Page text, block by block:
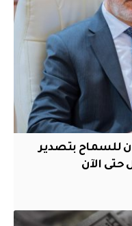
للسماح بتصدير
حتى الآن